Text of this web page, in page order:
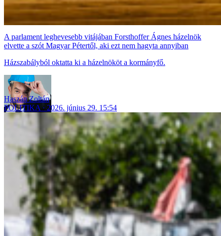
A parlament leghevesebb vitájában Forsthoffer Ágnes házelnök
elvette a szót Magyar Pétertől, aki ezt nem hagyta annyiban
Házszabályból oktatta ki a házelnököt a kormányfő.
Haszán Zoltán
POLITIKA
2026. június 29. 15:54